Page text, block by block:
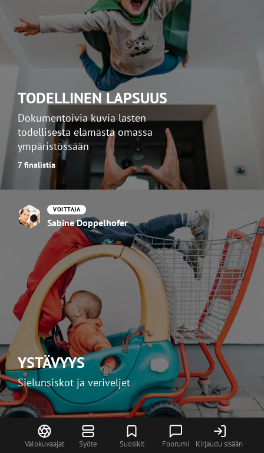
Valokuvaajat Syöte Suosikit Foorumi Kirjaudu sisään
TODELLINEN LAPSUUS
Dokumentoivia kuvia lasten
todellisesta elämästä omassa
ympäristössään
7 finalistia
VOITTAJA
Sabine Doppelhofer
YSTÄVYYS
Sielunsiskot ja veriveljet
9 finalistia